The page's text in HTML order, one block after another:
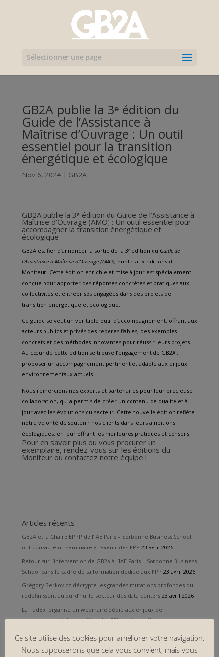
Sélectionner une page
GB2A publie la 3ᵉ édition du
Guide de l’Assistance à
Maîtrise d’Ouvrage : Un outil
essentiel pour la transition
énergétique et écologique
Nov 6, 2024| GB2A
GB2A publie la 3ᵉ édition du Guide de l’Assistance à
Maîtrise d’Ouvrage (AMO) : Un outil essentiel pour
accompagner la transition énergétique et
écologique
GB2A est fier d’annoncer la sortie de la 3ᵉ édition du Guide de
l’Assistance à Maîtrise d’Ouvrage (AMO), publié aux éditions du
Moniteur. Cette édition enrichie et mise à jour est spécialement
conçue pour apporter des réponses concrètes et pratiques aux
collectivités et entreprises engagées dans des projets de
transition énergétique et écologique.
Ce guide se veut un véritable outil d’accompagnement, offrant aux
acteurs publics et privés des repères fiables, des exemples
concrets et des méthodes innovantes pour réussir leurs projets.
Au cœur de cette édition se trouve l’engagement de GB2A :
proposer un accompagnement pertinent et adapté aux enjeux
environnementaux actuels.
Nous remercions nos experts et partenaires pour leur précieuse
collaboration, qui a permis de créer un contenu de qualité et à
jour avec les évolutions du secteur. Cette nouvelle édition reflète
notre volonté de soutenir nos clients dans leurs ambitions
écologiques, en leur offrant les meilleures pratiques et conseils.
Pour en savoir plus ou vous procurer un
exemplaire, rendez-vous sur les éditions du
Moniteur ou contactez notre équipe !
Articles récents
GB2A et la Chaire EPPP de l’IAE Paris – Sorbonne Business School
ont consacré un séminaire à l’avenir des PPP 23 avril 2026
Retour sur l’intervention de GB2A à l’IAE Paris – Sorbonne Business
School dans le cadre de sa formation dédiée aux PPP 23 avril 2026
Grégory Berkovicz décrypte les grandes mutations profondes qui
redéfinissent aujourd’hui le secteur des data centers 23 avril 2026
La FedEpl organise un webinaire dédié aux enjeux de
gouvernance et de transition des EPL après les élections
L’IAE Paris – Sorbonne Business School ouvre les inscriptions à sa
formation 2026 dédiée aux partenariats public-privé 23 avril 2026
Ce site utilise des cookies pour améliorer votre navigation.
Nous supposerons que cela vous convient, mais vous